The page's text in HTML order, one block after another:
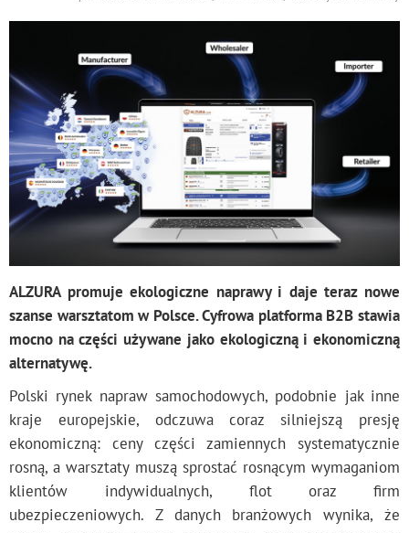
ALZURA promuje ekologiczne naprawy i daje teraz nowe
szanse warsztatom w Polsce. Cyfrowa platforma B2B stawia
mocno na części używane jako ekologiczną i ekonomiczną
alternatywę.
Polski rynek napraw samochodowych, podobnie jak inne
kraje europejskie, odczuwa coraz silniejszą presję
ekonomiczną: ceny części zamiennych systematycznie
rosną, a warsztaty muszą sprostać rosnącym wymaganiom
klientów indywidualnych, flot oraz firm
ubezpieczeniowych. Z danych branżowych wynika, że